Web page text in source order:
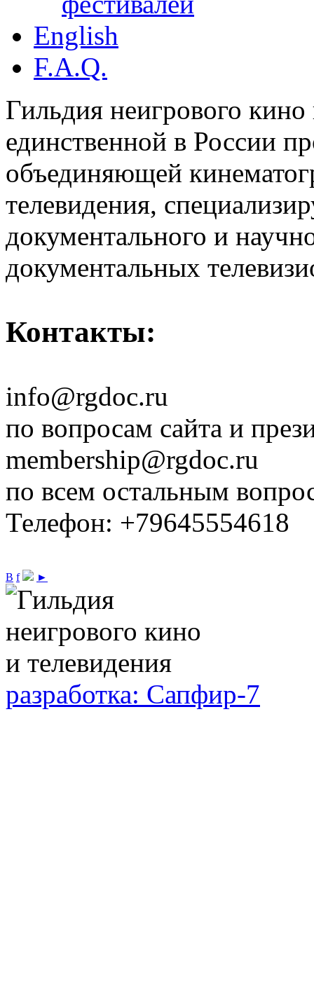
English
F.A.Q.
Гильдия неигрового кино
единственной в России
объединяющей
телевидения,
документального и
документальных
Контакты:
info@rgdoc.ru
по вопросам сайта и
membership@rgdoc.ru
по всем остальным
Телефон: +79645554618
В f ►
разработка: Сапфир-7